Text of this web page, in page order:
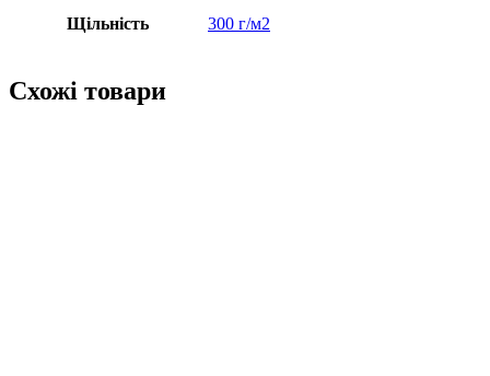
Щільність 300 г/м2
Схожі товари